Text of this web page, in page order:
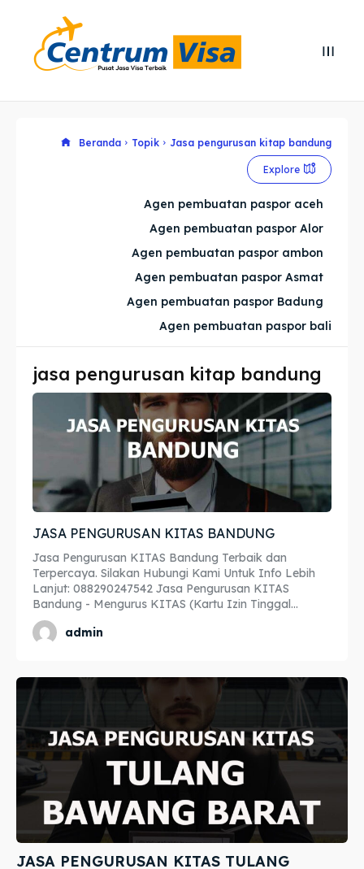
Cari
Cari
Explore our destinations
Imta
Legalisir
Penerjemah
Asuransi
Blog
Explore our destinations
Imta
Legalisir
Penerjemah
Asuransi
Blog
Beranda Topik Jasa pengurusan kitap bandung
Explore
Agen pembuatan paspor aceh
Agen pembuatan paspor Alor
Agen pembuatan paspor ambon
Agen pembuatan paspor Asmat
Agen pembuatan paspor Badung
Agen pembuatan paspor bali
jasa pengurusan kitap bandung
JASA PENGURUSAN KITAS BANDUNG
Jasa Pengurusan KITAS Bandung Terbaik dan
Terpercaya. Silakan Hubungi Kami Untuk Info Lebih
Lanjut: 088290247542 Jasa Pengurusan KITAS
Bandung - Mengurus KITAS (Kartu Izin Tinggal...
admin
JASA PENGURUSAN KITAS TULANG